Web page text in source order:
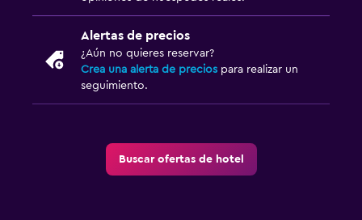
Alertas de precios
¿Aún no quieres reservar?
Crea una alerta de precios para realizar un
seguimiento.
Buscar ofertas de hotel